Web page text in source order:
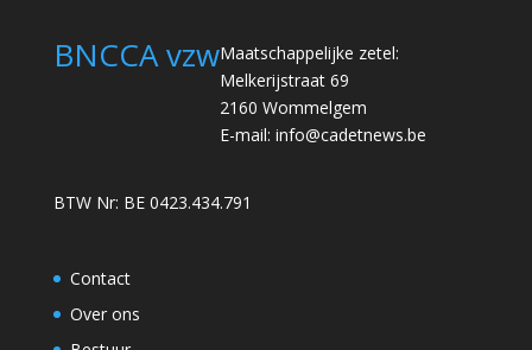
BNCCA vzwMaatschappelijke zetel:
Melkerijstraat 69
2160 Wommelgem
E-mail: info@cadetnews.be
BTW Nr: BE 0423.434.791
Contact
Over ons